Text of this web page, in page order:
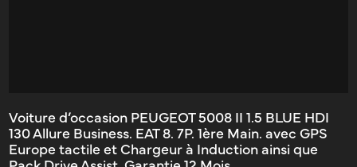
Voiture d’occasion PEUGEOT 5008 II 1.5 BLUE HDI
130 Allure Business. EAT 8. 7P. 1ère Main. avec GPS
Europe tactile et Chargeur à Induction ainsi que